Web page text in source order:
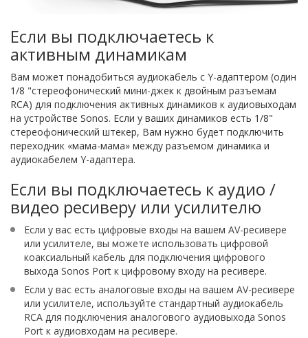
Если вы подключаетесь к
активным динамикам
Вам может понадобиться аудиокабель с Y-адаптером (один
1/8 "стереофонический мини-джек к двойным разъемам
RCA) для подключения активных динамиков к аудиовыходам
на устройстве Sonos. Если у ваших динамиков есть 1/8"
стереофонический штекер, Вам нужно будет подключить
переходник «мама-мама» между разъемом динамика и
аудиокабелем Y-адаптера.
Если вы подключаетесь к аудио /
видео ресиверу или усилителю
Если у вас есть цифровые входы на вашем AV-ресивере
или усилителе, вы можете использовать цифровой
коаксиальный кабель для подключения цифрового
выхода Sonos Port к цифровому входу на ресивере.
Если у вас есть аналоговые входы на вашем AV-ресивере
или усилителе, используйте стандартный аудиокабель
RCA для подключения аналогового аудиовыхода Sonos
Port к аудиовходам на ресивере.